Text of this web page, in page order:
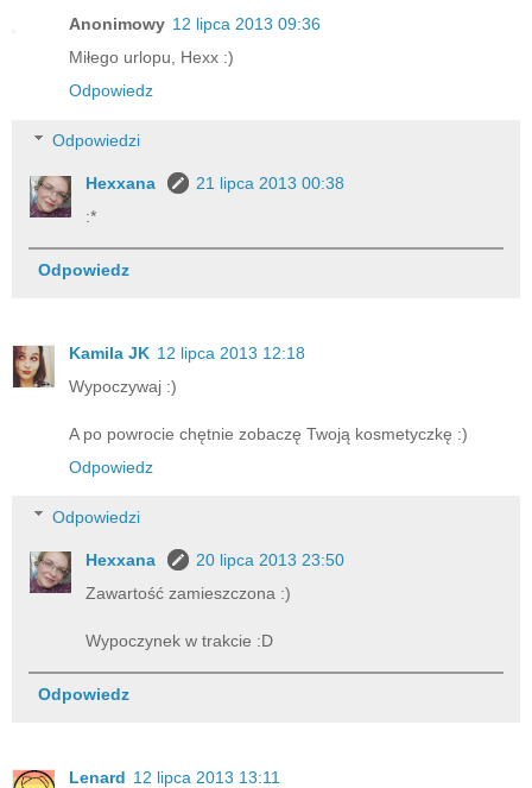
Anonimowy 12 lipca 2013 09:36
Miłego urlopu, Hexx :)
Odpowiedz
Odpowiedzi
Hexxana
21 lipca 2013 00:38
:*
Odpowiedz
Kamila JK 12 lipca 2013 12:18
Wypoczywaj :)
A po powrocie chętnie zobaczę Twoją kosmetyczkę :)
Odpowiedz
Odpowiedzi
Hexxana
20 lipca 2013 23:50
Zawartość zamieszczona :)
Wypoczynek w trakcie :D
Odpowiedz
Lenard 12 lipca 2013 13:11